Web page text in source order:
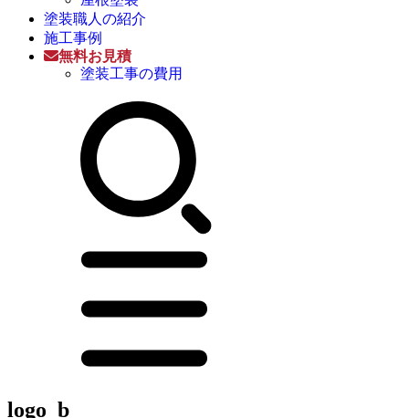
塗装職人の紹介
施工事例
無料お見積
塗装工事の費用
logo_b